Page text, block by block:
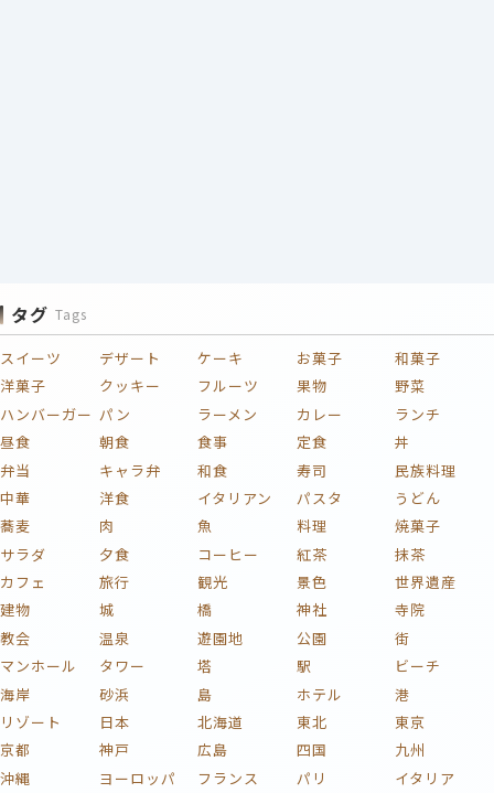
タグ Tags
スイーツ デザート ケーキ お菓子
和菓子
洋菓子
クッキー フルーツ 果物
野菜
ハンバーガー パン ラーメン カレー
ランチ
昼食
朝食 食事 定食
丼
弁当
キャラ弁 和食 寿司
民族料理
中華
洋食 イタリアン パスタ
うどん
蕎麦
肉 魚 料理
焼菓子
サラダ
夕食 コーヒー 紅茶
抹茶
カフェ
旅行 観光 景色
世界遺産
建物
城 橋 神社
寺院
教会
温泉 遊園地 公園
街
マンホール
タワー 塔 駅
ビーチ
海岸
砂浜 島 ホテル
港
リゾート
日本 北海道 東北
東京
京都
神戸 広島 四国
九州
沖縄
ヨーロッパ フランス パリ
イタリア